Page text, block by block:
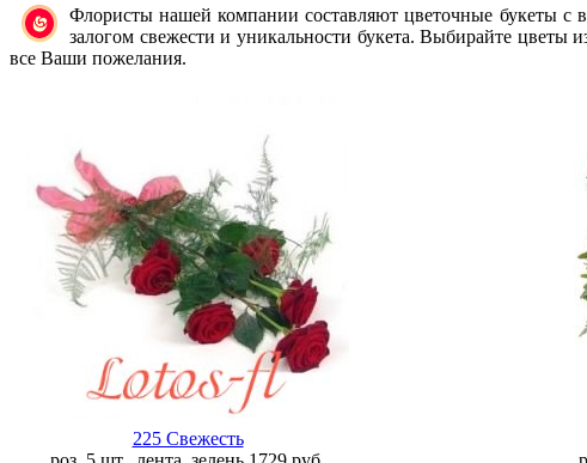
Флористы нашей компании составляют цветочные букеты
залогом свежести и уникальности букета. Выбирайте цветы
все Ваши пожелания.
225 Свежесть